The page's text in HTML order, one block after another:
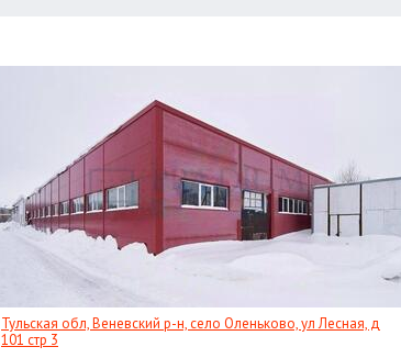
Тульская обл, Веневский р-н, село Оленьково, ул Лесная, д
101 стр 3